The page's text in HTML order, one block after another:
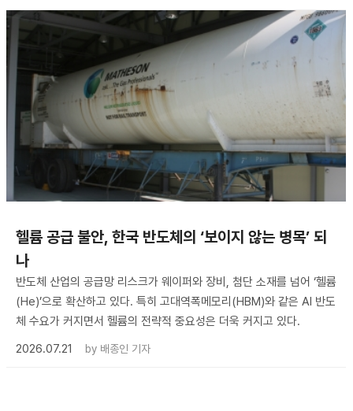
헬륨 공급 불안, 한국 반도체의 ‘보이지 않는 병목’ 되
나
반도체 산업의 공급망 리스크가 웨이퍼와 장비, 첨단 소재를 넘어 ‘헬륨
(He)’으로 확산하고 있다. 특히 고대역폭메모리(HBM)와 같은 AI 반도
체 수요가 커지면서 헬륨의 전략적 중요성은 더욱 커지고 있다.
2026.07.21
by 배종인 기자